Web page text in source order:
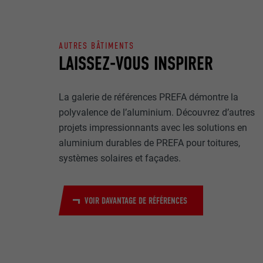
LAISSEZ-VOUS INSPIRER
AUTRES BÂTIMENTS
La galerie de références PREFA démontre la
polyvalence de l’aluminium. Découvrez d’autres
projets impressionnants avec les solutions en
aluminium durables de PREFA pour toitures,
systèmes solaires et façades.
VOIR DAVANTAGE DE RÉFÉRENCES
NOM
EXPIRATION
UTILITÉ
MARKETING ET
Les cookies «
annonceurs
visiteurs à
plateformes
NOM